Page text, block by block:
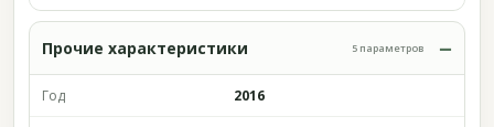
Прочие характеристики 5 параметров
Год 2016